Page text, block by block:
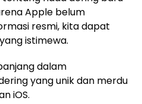
Apple belum
resmi, kita dapat
istimewa.
dalam
yang unik dan merdu
iOS.